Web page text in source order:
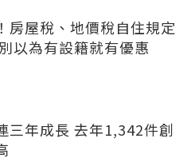
房屋稅、地價稅自住規定
以為有設籍就有優惠
三年成長 去年1,342件創